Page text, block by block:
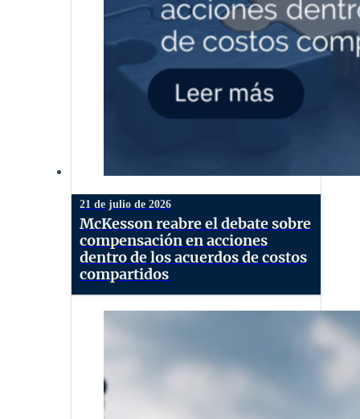
21 de julio de 2026
McKesson reabre el debate sobre
compensación en acciones
dentro de los acuerdos de costos
compartidos